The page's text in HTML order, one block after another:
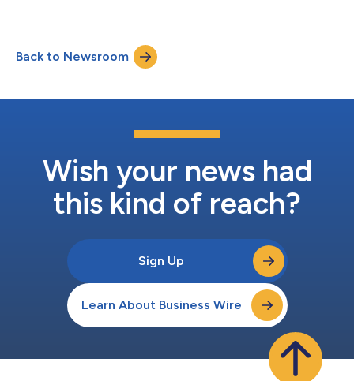
konzentriert sich auf das, was Nutzer sehen können:
Schaltflächen, Formulare, Text und visuelle Zustände. Moderne
Webanwendungen sind jedoc...
Back to Newsroom
Wish your news had
this kind of reach?
Sign Up
Learn About Business Wire